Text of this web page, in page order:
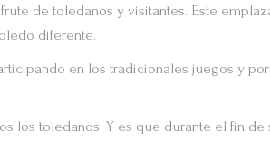
de toledanos y visitantes. Este
diferente.
en los tradicionales juegos y
los toledanos. Y es que durante el fin de